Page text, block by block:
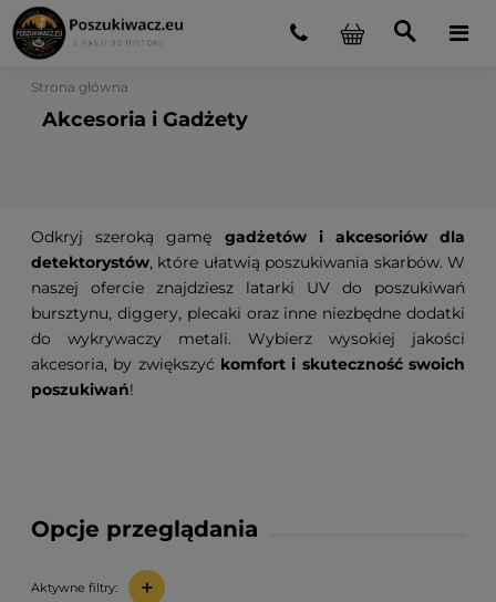
Strona główna
Akcesoria i Gadżety
Opcje przeglądania
Aktywne filtry: +
Odkryj szeroką gamę gadżetów i akcesoriów dla
detektorystów, które ułatwią poszukiwania skarbów. W
naszej ofercie znajdziesz latarki UV do poszukiwań
bursztynu, diggery, plecaki oraz inne niezbędne dodatki
do wykrywaczy metali. Wybierz wysokiej jakości
akcesoria, by zwiększyć komfort i skuteczność swoich
poszukiwań!